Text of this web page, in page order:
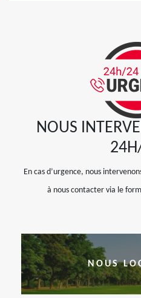
NOUS
En cas d’urgence, nous
à nous contacter via le
NOUS